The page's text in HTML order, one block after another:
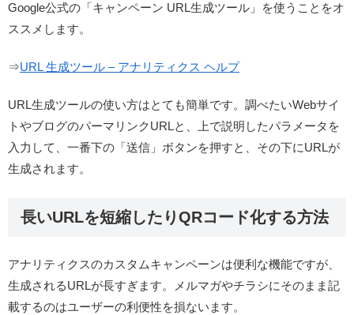
Google公式の「キャンペーン URL生成ツール」を使うことをオ
ススメします。
⇒URL 生成ツール – アナリティクス ヘルプ
URL生成ツールの使い方はとても簡単です。調べたいWebサイ
トやブログのパーマリンクURLと、上で説明したパラメータを
入力して、一番下の「送信」ボタンを押すと、その下にURLが
生成されます。
長いURLを短縮したりQRコード化する方法
アナリティクスのカスタムキャンペーンは便利な機能ですが、
生成されるURLが長すぎます。メルマガやチラシにそのまま記
載するのはユーザーの利便性を損ないます。